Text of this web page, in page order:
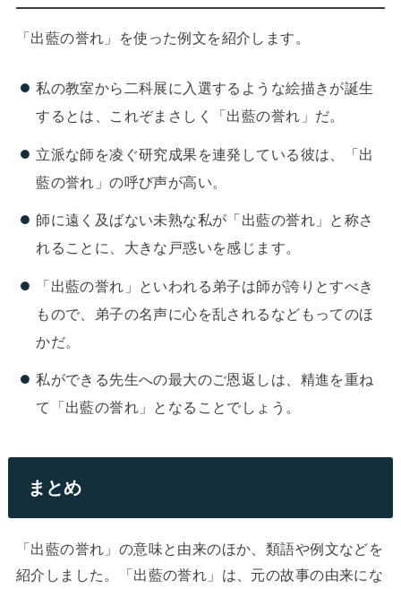
「出藍の誉れ」を使った例文を紹介します。
私の教室から二科展に入選するような絵描きが誕生
するとは、これぞまさしく「出藍の誉れ」だ。
立派な師を凌ぐ研究成果を連発している彼は、「出
藍の誉れ」の呼び声が高い。
師に遠く及ばない未熟な私が「出藍の誉れ」と称さ
れることに、大きな戸惑いを感じます。
「出藍の誉れ」といわれる弟子は師が誇りとすべき
もので、弟子の名声に心を乱されるなどもってのほ
かだ。
私ができる先生への最大のご恩返しは、精進を重ね
て「出藍の誉れ」となることでしょう。
まとめ
「出藍の誉れ」の意味と由来のほか、類語や例文などを
紹介しました。「出藍の誉れ」は、元の故事の由来にな